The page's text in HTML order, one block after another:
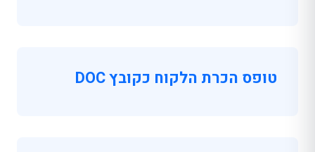
טופס הכרת הלקוח כקובץ DOC